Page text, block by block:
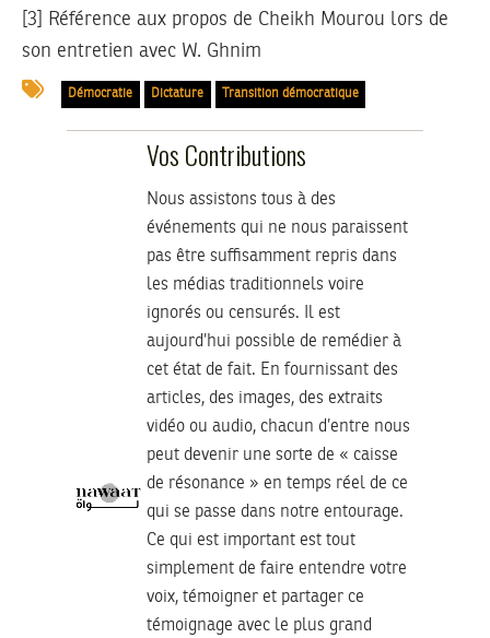
[3] Référence aux propos de Cheikh Mourou lors de
son entretien avec W. Ghnim
Démocratie Dictature Transition démocratique
Vos Contributions
Nous assistons tous à des
événements qui ne nous paraissent
pas être suffisamment repris dans
les médias traditionnels voire
ignorés ou censurés. Il est
aujourd’hui possible de remédier à
cet état de fait. En fournissant des
articles, des images, des extraits
vidéo ou audio, chacun d’entre nous
peut devenir une sorte de « caisse
de résonance » en temps réel de ce
qui se passe dans notre entourage.
Ce qui est important est tout
simplement de faire entendre votre
voix, témoigner et partager ce
témoignage avec le plus grand